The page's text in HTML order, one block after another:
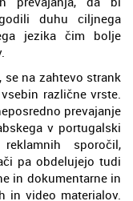
duhu ciljnega
jezika čim bolje
na zahtevo strank
različne vrste.
prevajanje
v portugalski
sporočil,
pa obdelujejo tudi
in dokumentarne in
in video materialov.